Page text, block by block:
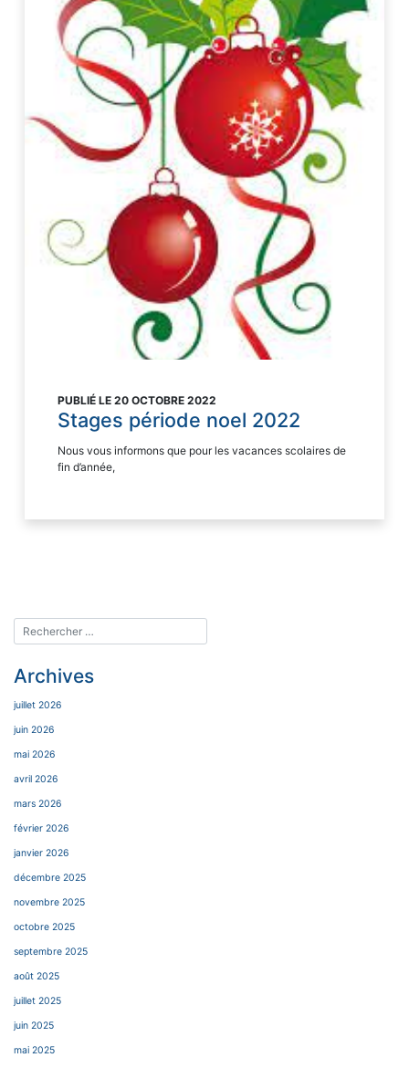
PUBLIÉ LE 20 OCTOBRE 2022
Stages période noel 2022
Nous vous informons que pour les vacances scolaires de
fin d’année,
Archives
juillet 2026
juin 2026
mai 2026
avril 2026
mars 2026
février 2026
janvier 2026
décembre 2025
novembre 2025
octobre 2025
septembre 2025
août 2025
juillet 2025
juin 2025
mai 2025